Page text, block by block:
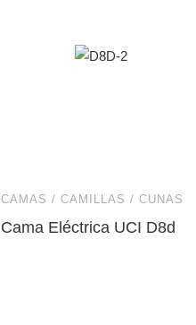
CAMAS / CAMILLAS / CUNAS
Cama Eléctrica UCI D8d